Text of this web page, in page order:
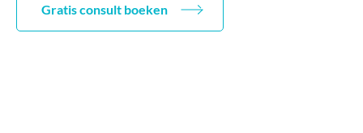
Gratis consult boeken